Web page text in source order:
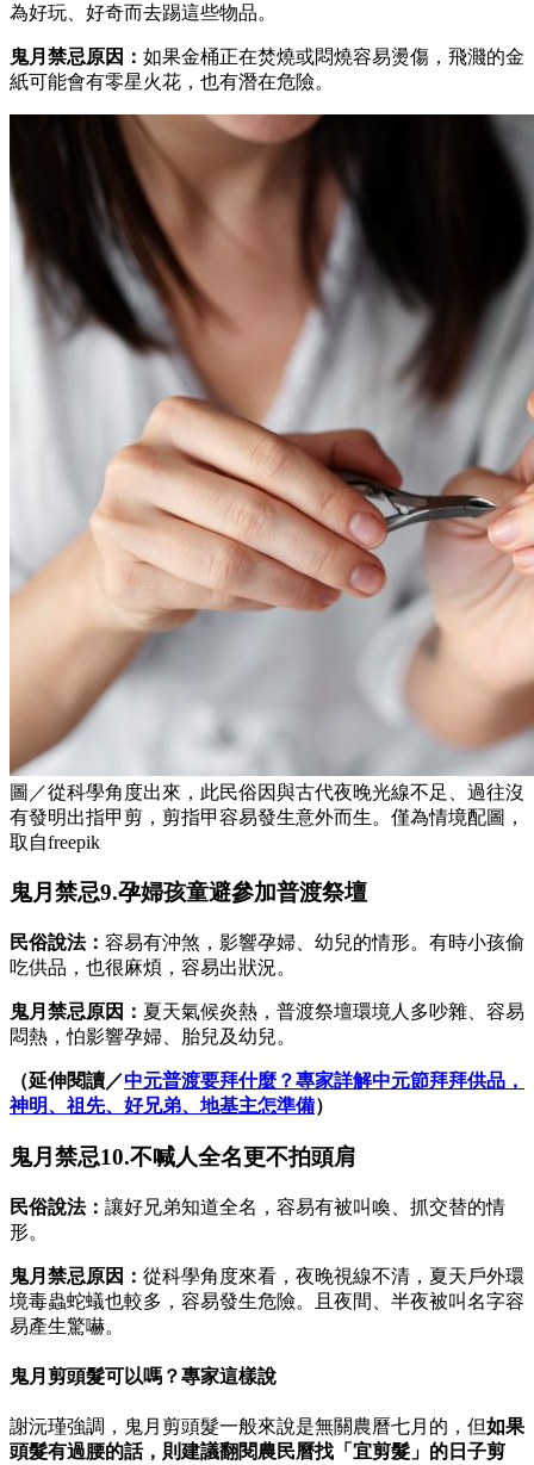
為好玩、好奇而去踢這些物品。
鬼月禁忌原因： 如果金桶正在焚燒或悶燒容易燙傷，飛濺的金
紙可能會有零星火花，也有潛在危險。
圖／從科學角度出來，此民俗因與古代夜晚光線不足、過往沒
有發明出指甲剪，剪指甲容易發生意外而生。僅為情境配圖，
取自freepik
鬼月禁忌9.孕婦孩童避參加普渡祭壇
民俗說法： 容易有沖煞，影響孕婦、幼兒的情形。有時小孩偷
吃供品，也很麻煩，容易出狀況。
鬼月禁忌原因： 夏天氣候炎熱，普渡祭壇環境人多吵雜、容易
悶熱，怕影響孕婦、胎兒及幼兒。
（延伸閱讀／中元普渡要拜什麼？專家詳解中元節拜拜供品，
神明、祖先、好兄弟、地基主怎準備）
鬼月禁忌10.不喊人全名更不拍頭肩
民俗說法： 讓好兄弟知道全名，容易有被叫喚、抓交替的情
形。
鬼月禁忌原因： 從科學角度來看，夜晚視線不清，夏天戶外環
境毒蟲蛇蟻也較多，容易發生危險。且夜間、半夜被叫名字容
易產生驚嚇。
鬼月剪頭髮可以嗎？專家這樣說
謝沅瑾強調，鬼月剪頭髮一般來說是無關農曆七月的，但如果
頭髮有過腰的話，則建議翻閱農民曆找「宜剪髮」的日子剪